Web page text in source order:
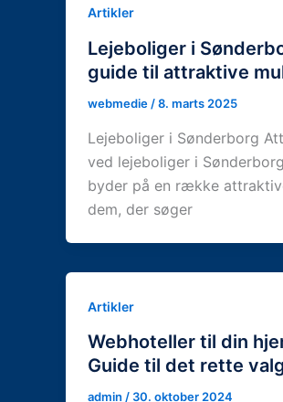
Artikler
Lejeboliger i
guide til attraktive
webmedie /8. marts 2025
Lejeboliger i Sønderborg
ved lejeboliger i
byder på en række
dem, der søger
Artikler
Webhoteller til din
Guide til det rette
admin / 30. oktober 2024